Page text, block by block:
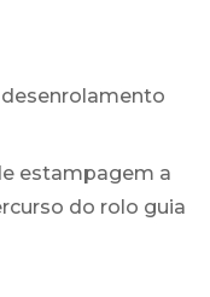
estampagem a
do rolo guia